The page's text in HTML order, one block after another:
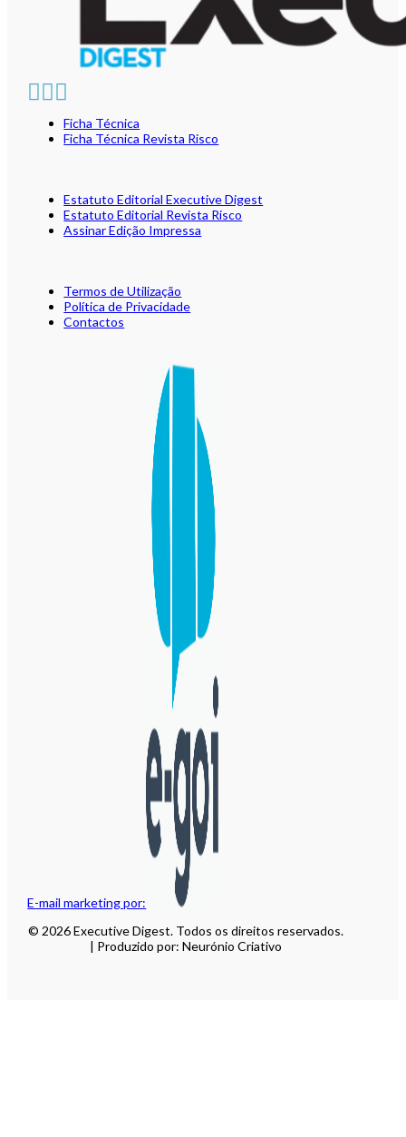
E-mail marketing por:
Ficha Técnica
Ficha Técnica Revista Risco
Estatuto Editorial Executive Digest
Estatuto Editorial Revista Risco
Assinar Edição Impressa
Termos de Utilização
Política de Privacidade
Contactos
© 2026 Executive Digest. Todos os direitos reservados.
| Produzido por: Neurónio Criativo